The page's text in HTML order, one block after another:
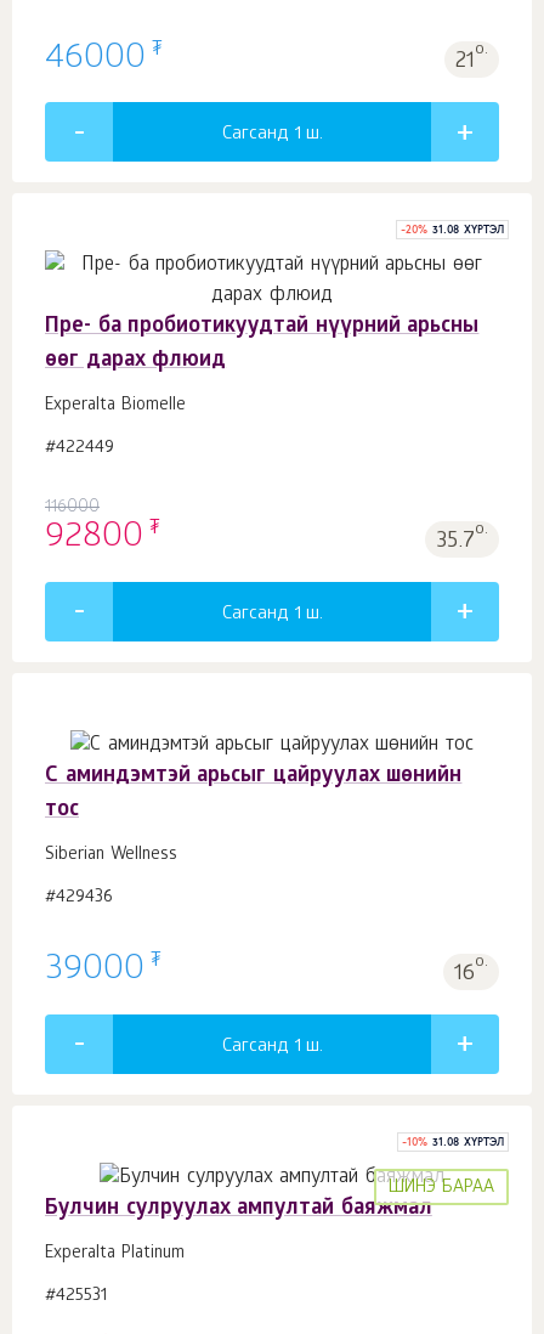
46000 ₮ 21о.
Сагсанд 1 ш.
-20% 31.08 ХҮРТЭЛ
Пре- ба пробиотикуудтай нүүрний арьсны
өөг дарах флюид
Experalta Biomelle
#422449
116000
92800 ₮ 35.7о.
Сагсанд 1 ш.
С аминдэмтэй арьсыг цайруулах шөнийн
тос
Siberian Wellness
#429436
39000 ₮ 16о.
Сагсанд 1 ш.
-10% 31.08 ХҮРТЭЛ
ШИНЭ БАРАА
Булчин сулруулах ампултай баяжмал
Experalta Platinum
#425531